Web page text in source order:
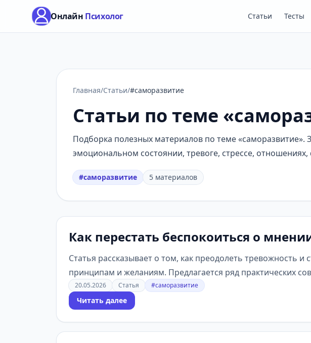
Онлайн Психолог Статьи Тесты
Главная/Статьи/#саморазвитие
Статьи по теме
Подборка полезных материалов по теме «саморазвитие».
эмоциональном состоянии, тревоге, стрессе,
#саморазвитие 5 материалов
Как перестать беспокоиться о
Статья рассказывает о том, как преодолеть тревожность
принципам и желаниям. Предлагается ряд практических
20.05.2026 Статья #саморазвитие
Читать далее